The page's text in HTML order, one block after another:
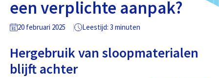
een verplichte aanpak?
20 februari 2025 Leestijd: 3 minuten
Hergebruik van sloopmaterialen
blijft achter